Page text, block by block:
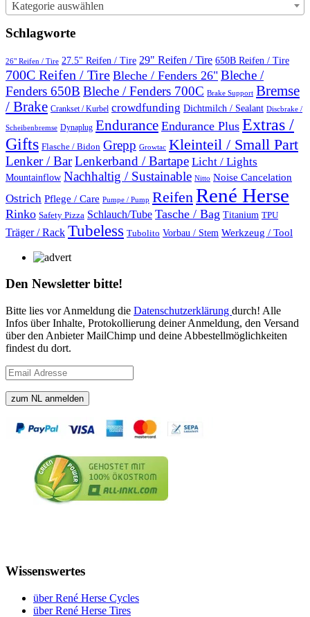
Kategorie auswählen
Schlagworte
26" Reifen / Tire 27.5" Reifen / Tire 29" Reifen / Tire 650B Reifen / Tire
700C Reifen / Tire Bleche / Fenders 26" Bleche /
Fenders 650B Bleche / Fenders 700C Brake Support Bremse
/ Brake Crankset / Kurbel crowdfunding Dichtmilch / Sealant Discbrake /
Scheibenbremse Dynaplug Endurance Endurance Plus Extras /
Gifts Flasche / Bidon Grepp Growtac Kleinteil / Small Part
Lenker / BarLenkerband / Bartape Licht / Lights
Mountainflow Nachhaltig / Sustainable Nitto Noise Cancelation
Ostrich Pflege / Care Pumpe / Pump Reifen René Herse
Rinko Safety Pizza Schlauch/Tube Tasche / Bag Titanium TPU
Träger / Rack Tubeless Tubolito Vorbau / Stem Werkzeug / Tool
Den Newsletter bitte!
Bitte lies vor Anmeldung die Datenschutzerklärung durch! Alle
Infos über Inhalte, Protokollierung deiner Anmeldung, den Versand
über den Anbieter MailChimp und deine Abbestellmöglichkeiten
findest du dort.
Wissenswertes
über René Herse Cycles
über René Herse Tires